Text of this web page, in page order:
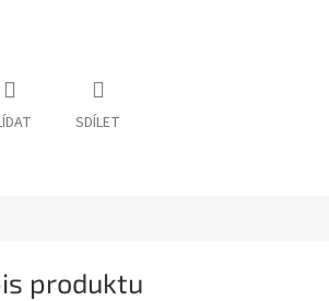
SDÍLET
produktu